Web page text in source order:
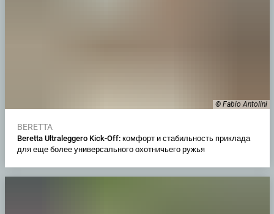
© Fabio Antolini
BERETTA
Beretta Ultraleggero Kick-Off: комфорт и стабильность приклада
для еще более универсального охотничьего ружья